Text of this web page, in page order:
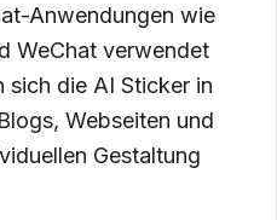
Anwendungen wie
WeChat verwendet
sich die AI Sticker in
Webseiten und
Gestaltung